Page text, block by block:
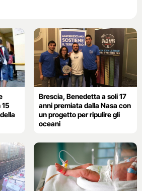
Brescia, Benedetta a soli 17
anni premiata dalla Nasa con
un progetto per ripulire gli
oceani